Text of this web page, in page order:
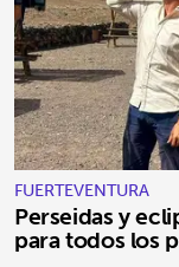
FUERTEVENTURA
Perseidas y
para todos los